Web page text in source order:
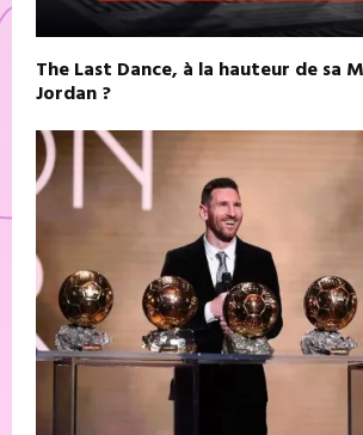
The Last Dance, à la hauteur de sa
Jordan ?